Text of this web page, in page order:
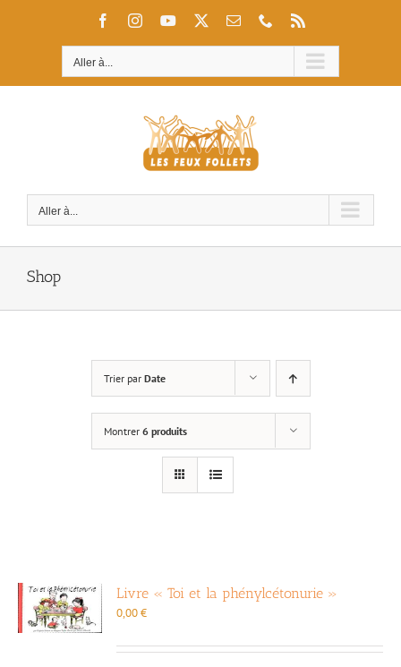
FacebookInstagramYouTube Email Téléphone
Aller à...
Aller à...
Shop
Trier par Date
Montrer 6 produits
Livre « Toi et la phénylcétonurie »
0,00€